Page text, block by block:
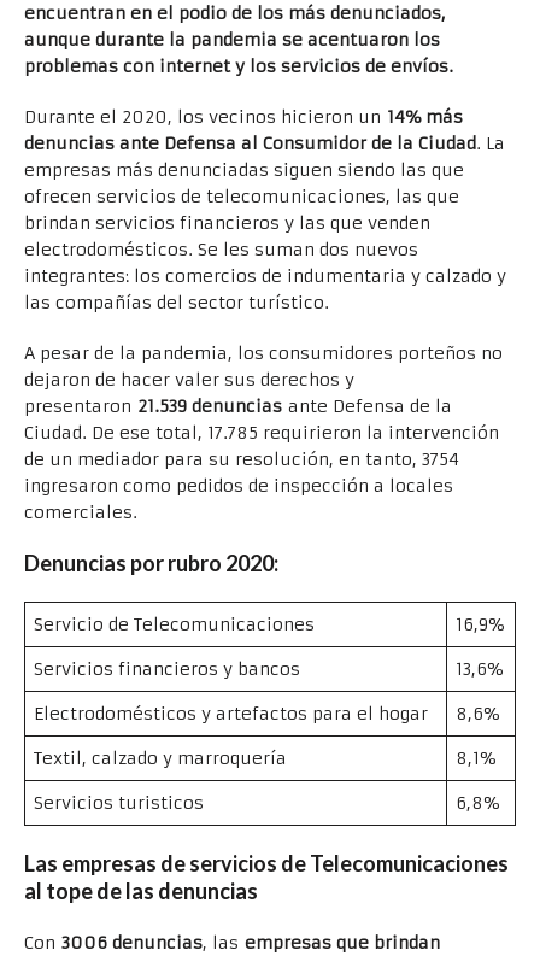
encuentran en el podio de los más denunciados,
aunque durante la pandemia se acentuaron los
problemas con internet y los servicios de envíos.
Durante el 2020, los vecinos hicieron un 14% más
denuncias ante Defensa al Consumidor de la Ciudad. La
empresas más denunciadas siguen siendo las que
ofrecen servicios de telecomunicaciones, las que
brindan servicios financieros y las que venden
electrodomésticos. Se les suman dos nuevos
integrantes: los comercios de indumentaria y calzado y
las compañías del sector turístico.
A pesar de la pandemia, los consumidores porteños no
dejaron de hacer valer sus derechos y
presentaron 21.539 denuncias ante Defensa de la
Ciudad. De ese total, 17.785 requirieron la intervención
de un mediador para su resolución, en tanto, 3754
ingresaron como pedidos de inspección a locales
comerciales.
Denuncias por rubro 2020:
Servicio de Telecomunicaciones 16,9%
Servicios financieros y bancos 13,6%
Electrodomésticos y artefactos para el hogar 8,6%
Textil, calzado y marroquería 8,1%
Servicios turisticos 6,8%
Las empresas de servicios de Telecomunicaciones
al tope de las denuncias
Con 3006 denuncias, las empresas que brindan